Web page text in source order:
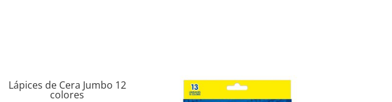
Lápices de Cera Jumbo 12
colores